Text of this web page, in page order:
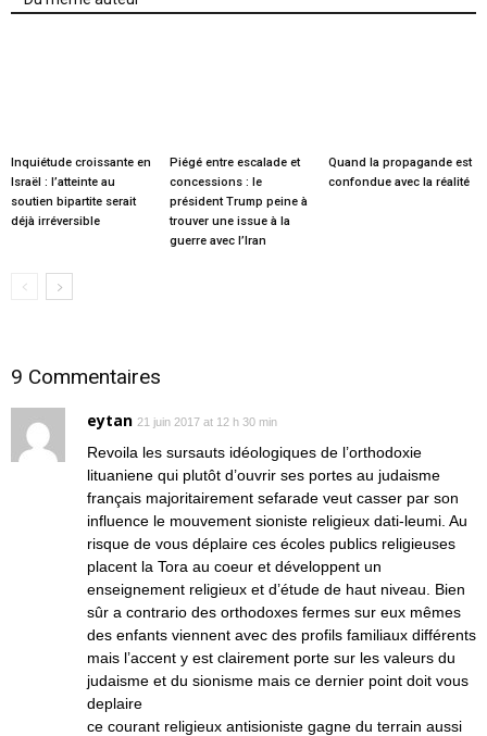
Inquiétude croissante en
Israël : l’atteinte au
soutien bipartite serait
déjà irréversible
Piégé entre escalade et
concessions : le
président Trump peine à
trouver une issue à la
guerre avec l’Iran
Quand la propagande est
confondue avec la réalité
9 Commentaires
eytan 21 juin 2017 at 12 h 30 min
Revoila les sursauts idéologiques de l’orthodoxie
lituaniene qui plutôt d’ouvrir ses portes au judaisme
français majoritairement sefarade veut casser par son
influence le mouvement sioniste religieux dati-leumi. Au
risque de vous déplaire ces écoles publics religieuses
placent la Tora au coeur et développent un
enseignement religieux et d’étude de haut niveau. Bien
sûr a contrario des orthodoxes fermes sur eux mêmes
des enfants viennent avec des profils familiaux différents
mais l’accent y est clairement porte sur les valeurs du
judaisme et du sionisme mais ce dernier point doit vous
deplaire
ce courant religieux antisioniste gagne du terrain aussi